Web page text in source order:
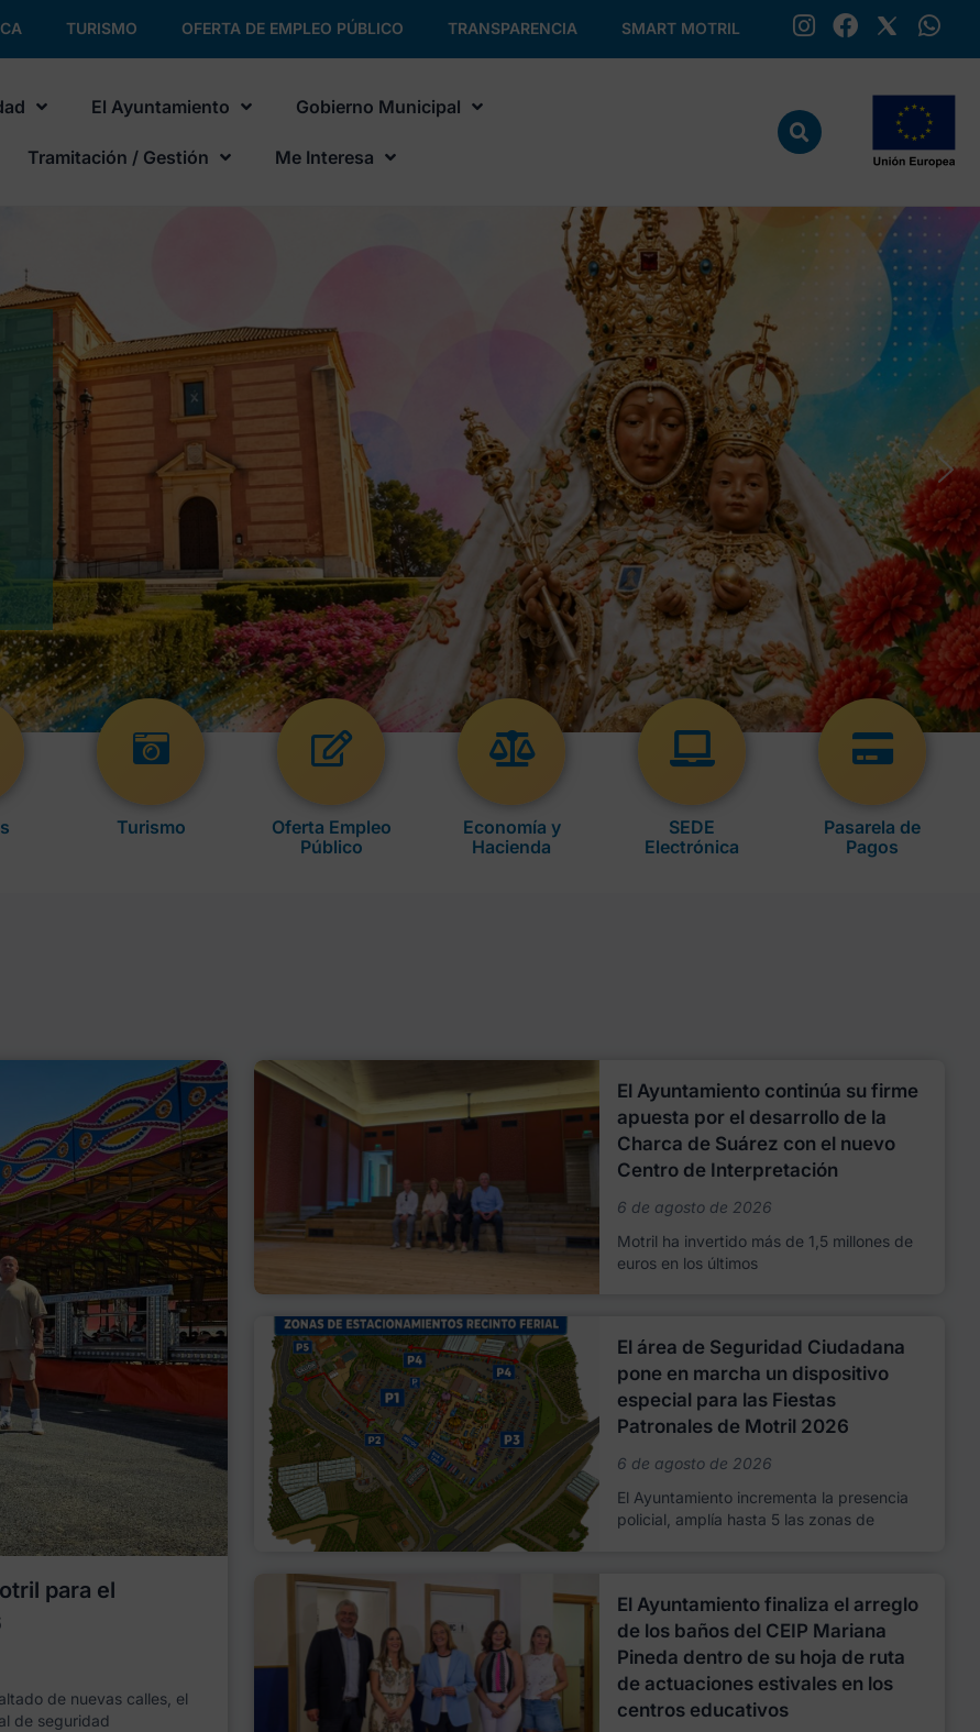
TURISMO OFERTA DE EMPLEO PÚBLICO TRANSPARENCIA SMART MOTRIL
El Ayuntamiento Gobierno Municipal
Tramitación / Gestión Me Interesa
Turismo
Oferta Empleo
Público
Economía y
Hacienda
SEDE
Electrónica
Pasarela de
Pagos
para el
de nuevas calles, el
de seguridad
El Ayuntamiento continúa su firme
apuesta por el desarrollo de la
Charca de Suárez con el nuevo
Centro de Interpretación
6 de agosto de 2026
Motril ha invertido más de 1,5 millones de
euros en los últimos
El área de Seguridad Ciudadana
pone en marcha un dispositivo
especial para las Fiestas
Patronales de Motril 2026
6 de agosto de 2026
El Ayuntamiento incrementa la presencia
policial, amplía hasta 5 las zonas de
El Ayuntamiento finaliza el arreglo
de los baños del CEIP Mariana
Pineda dentro de su hoja de ruta
de actuaciones estivales en los
centros educativos